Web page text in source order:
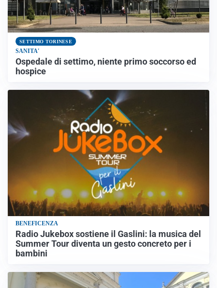
SETTIMO TORINESE
SANITA'
Ospedale di settimo, niente primo soccorso ed
hospice
BENEFICENZA
Radio Jukebox sostiene il Gaslini: la musica del
Summer Tour diventa un gesto concreto per i
bambini